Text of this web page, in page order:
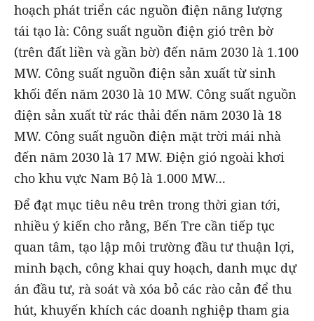
hoạch phát triển các nguồn điện năng lượng
tái tạo là: Công suất nguồn điện gió trên bờ
(trên đất liền và gần bờ) đến năm 2030 là 1.100
MW. Công suất nguồn điện sản xuất từ sinh
khối đến năm 2030 là 10 MW. Công suất nguồn
điện sản xuất từ rác thải đến năm 2030 là 18
MW. Công suất nguồn điện mặt trời mái nhà
đến năm 2030 là 17 MW. Điện gió ngoài khơi
cho khu vực Nam Bộ là 1.000 MW...
Để đạt mục tiêu nêu trên trong thời gian tới,
nhiều ý kiến cho rằng, Bến Tre cần tiếp tục
quan tâm, tạo lập môi trường đầu tư thuận lợi,
minh bạch, công khai quy hoạch, danh mục dự
án đầu tư, rà soát và xóa bỏ các rào cản để thu
hút, khuyến khích các doanh nghiệp tham gia